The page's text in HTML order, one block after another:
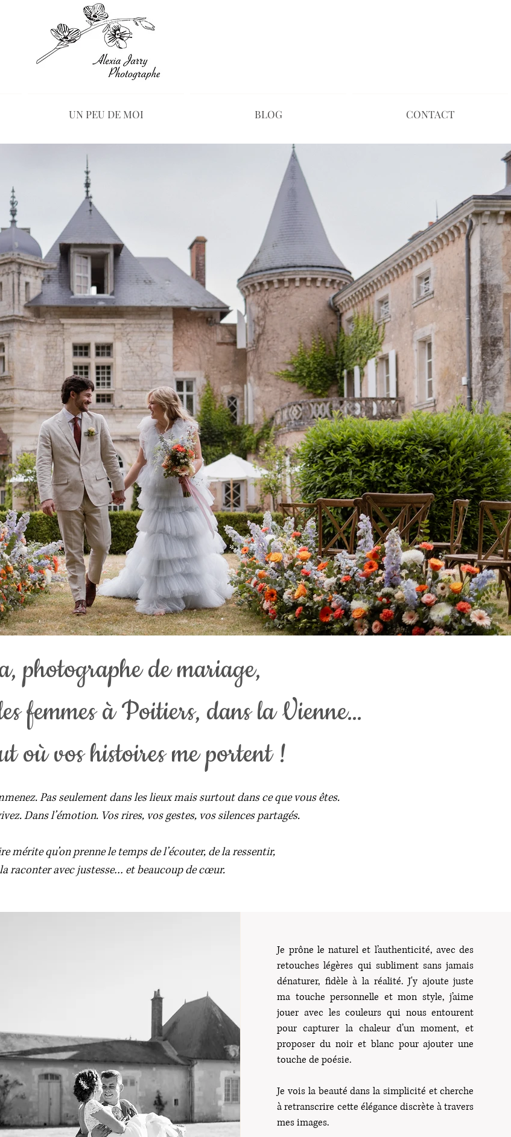
professionnel Poitiers Photographe portrait Poitiers Photographe femme poitiers photographe portrait
famille poitiers Alexia Jarry Photographe
UN PEU DE MOI BLOG CONTACT
photographe de mariage,
femmes à Poitiers, dans la Vienne…
où vos histoires me portent !
Pas seulement dans les lieux mais surtout dans ce que vous êtes.
Dans l’émotion. Vos rires, vos gestes, vos silences partagés.
mérite qu’on prenne le temps de l’écouter, de la ressentir,
raconter avec justesse… et beaucoup de cœur.
Je prône le naturel et l’authenticité, avec des
retouches légères qui subliment sans jamais
dénaturer, fidèle à la réalité. J'y ajoute juste
ma touche personnelle et mon style, j’aime
jouer avec les couleurs qui nous entourent
pour capturer la chaleur d’un moment, et
proposer du noir et blanc pour ajouter une
touche de poésie.
Je vois la beauté dans la simplicité et cherche
à retranscrire cette élégance discrète à travers
mes images.​​